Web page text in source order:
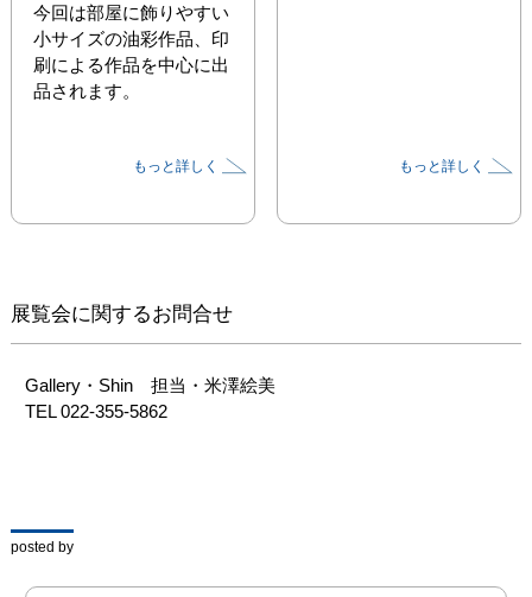
今回は部屋に飾りやすい
小サイズの油彩作品、印
刷による作品を中心に出
品されます。
もっと詳しく もっと詳しく
展覧会に関するお問合せ
Gallery・Shin　担当・米澤絵美
TEL 022-355-5862
posted by